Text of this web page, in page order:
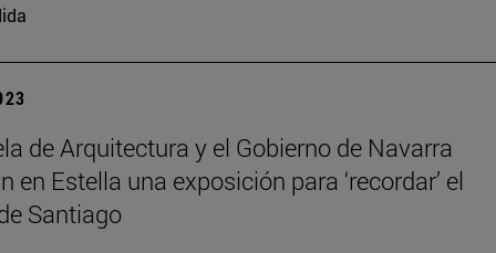
de Arquitectura y el Gobierno de Navarra
en Estella una exposición para ‘recordar’ el
Santiago